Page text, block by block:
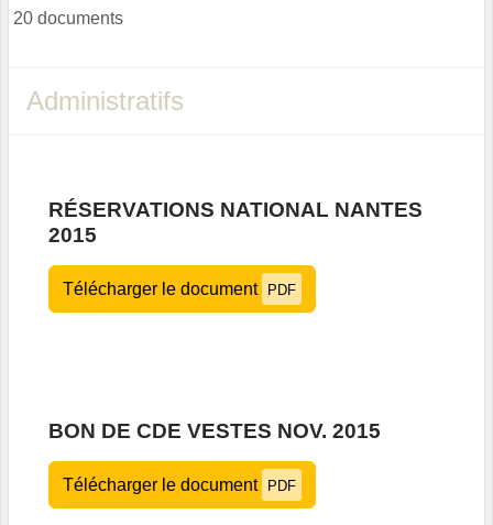
20 documents
Administratifs
RÉSERVATIONS NATIONAL NANTES
2015
Télécharger le document PDF
BON DE CDE VESTES NOV. 2015
Télécharger le document PDF